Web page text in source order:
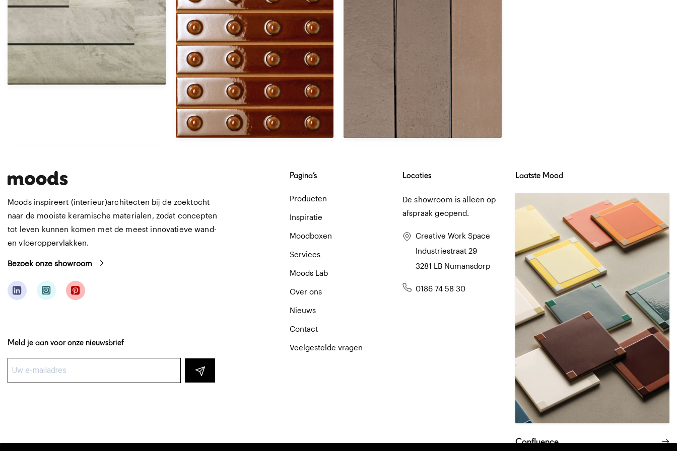
Afmetingen
31 X 31 CM
Over dit product
Moods inspireert (interieur)architecten bij de zoektocht
naar de mooiste keramische materialen, zodat concepten
tot leven kunnen komen met de meest innovatieve wand-
en vloeroppervlakken.
Bezoek onze showroom
Meld je aan voor onze nieuwsbrief
Laatste Mood
Confluence
Pagina’s
Producten
Inspiratie
Moodboxen
Services
Moods Lab
Over ons
Nieuws
Contact
Veelgestelde vragen
Locaties
De showroom is alleen op
afspraak geopend.
Creative Work Space
Industriestraat 29
3281 LB Numansdorp
0186 74 58 30